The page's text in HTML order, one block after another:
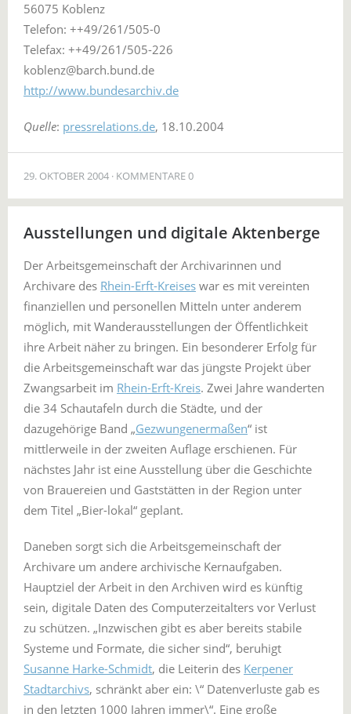
56075 Koblenz
Telefon: ++49/261/505-0
Telefax: ++49/261/505-226
koblenz@barch.bund.de
http://www.bundesarchiv.de
Quelle: pressrelations.de, 18.10.2004
29. OKTOBER 2004 KOMMENTARE 0
Ausstellungen und digitale Aktenberge
Der Arbeitsgemeinschaft der Archivarinnen und
Archivare des Rhein-Erft-Kreises war es mit vereinten
finanziellen und personellen Mitteln unter anderem
möglich, mit Wanderausstellungen der Öffentlichkeit
ihre Arbeit näher zu bringen. Ein besonderer Erfolg für
die Arbeitsgemeinschaft war das jüngste Projekt über
Zwangsarbeit im Rhein-Erft-Kreis. Zwei Jahre wanderten
die 34 Schautafeln durch die Städte, und der
dazugehörige Band „Gezwungenermaßen“ ist
mittlerweile in der zweiten Auflage erschienen. Für
nächstes Jahr ist eine Ausstellung über die Geschichte
von Brauereien und Gaststätten in der Region unter
dem Titel „Bier-lokal“ geplant.
Daneben sorgt sich die Arbeitsgemeinschaft der
Archivare um andere archivische Kernaufgaben.
Hauptziel der Arbeit in den Archiven wird es künftig
sein, digitale Daten des Computerzeitalters vor Verlust
zu schützen. „Inzwischen gibt es aber bereits stabile
Systeme und Formate, die sicher sind“, beruhigt
Susanne Harke-Schmidt, die Leiterin des Kerpener
Stadtarchivs, schränkt aber ein: \“ Datenverluste gab es
in den letzten 1000 Jahren immer\“. Eine große